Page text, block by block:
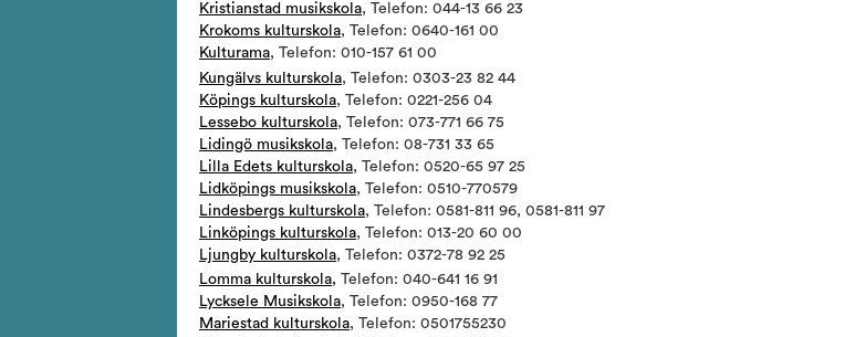
Kristianstad musikskola, Telefon: 044-13 66 23
Krokoms kulturskola, Telefon: 0640-161 00
Kulturama, Telefon: 010-157 61 00
Kungälvs kulturskola, Telefon: 0303-23 82 44
Köpings kulturskola, Telefon: 0221-256 04
Lessebo kulturskola, Telefon: 073-771 66 75
Lidingö musikskola, Telefon: 08-731 33 65
Lilla Edets kulturskola, Telefon: 0520-65 97 25
Lidköpings musikskola, Telefon: 0510-770579
Lindesbergs kulturskola, Telefon: 0581-811 96, 0581-811 97
Linköpings kulturskola, Telefon: 013-20 60 00
Ljungby kulturskola, Telefon: 0372-78 92 25
Lomma kulturskola, Telefon: 040-641 16 91
Lycksele Musikskola, Telefon: 0950-168 77
Mariestad kulturskola, Telefon: 0501755230